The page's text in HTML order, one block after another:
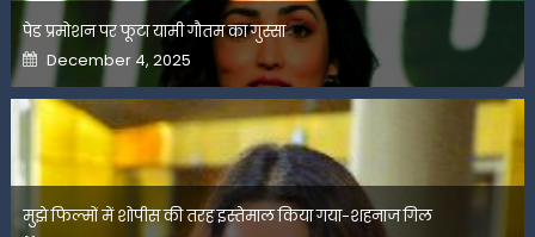
पेड प्रमोशन पर फूटा यामी गौतम का गुस्सा
Posted
on
December 4, 2025
मुझे फिल्मों में शोपीस की तरह इस्तेमाल किया गया-शहनाज गिल